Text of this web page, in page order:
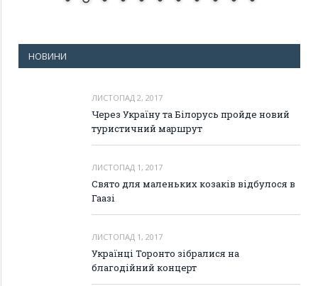
НОВИНИ
ЛИСТОПАД 2, 2017
Через Україну та Білорусь пройде новий
туристичний маршрут
ЛИСТОПАД 1, 2017
Свято для маленьких козаків відбулося в
Гаазі
ЛИСТОПАД 1, 2017
Українці Торонто зібралися на
благодійний концерт